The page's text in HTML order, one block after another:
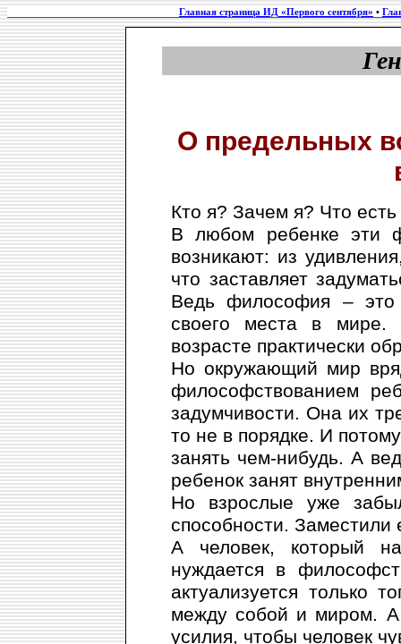
Главная страница ИД «Первого сентября» •
О предельных
Кто я? Зачем я? Что
В любом ребенке эти
возникают: из
что заставляет
Ведь философия – это
своего места в
возрасте практически
Но окружающий мир
философствованием
задумчивости. Она их
то не в порядке. И
занять чем-нибудь. А
ребенок занят
Но взрослые уже
способности.
А человек, который
нуждается в
актуализуется только
между собой и миром. А
усилия, чтобы человек